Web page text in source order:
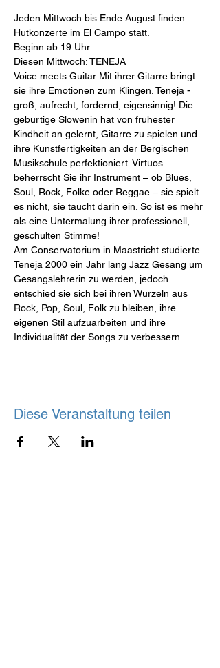
Jeden Mittwoch bis Ende August finden
Hutkonzerte im El Campo statt.
Beginn ab 19 Uhr.
Diesen Mittwoch: TENEJA
Voice meets Guitar Mit ihrer Gitarre bringt
sie ihre Emotionen zum Klingen. Teneja -
groß, aufrecht, fordernd, eigensinnig! Die
gebürtige Slowenin hat von frühester
Kindheit an gelernt, Gitarre zu spielen und
ihre Kunstfertigkeiten an der Bergischen
Musikschule perfektioniert. Virtuos
beherrscht Sie ihr Instrument – ob Blues,
Soul, Rock, Folke oder Reggae – sie spielt
es nicht, sie taucht darin ein. So ist es mehr
als eine Untermalung ihrer professionell,
geschulten Stimme!
Am Conservatorium in Maastricht studierte
Teneja 2000 ein Jahr lang Jazz Gesang um
Gesangslehrerin zu werden, jedoch
entschied sie sich bei ihren Wurzeln aus
Rock, Pop, Soul, Folk zu bleiben, ihre
eigenen Stil aufzuarbeiten und ihre
Individualität der Songs zu verbessern
Diese Veranstaltung teilen